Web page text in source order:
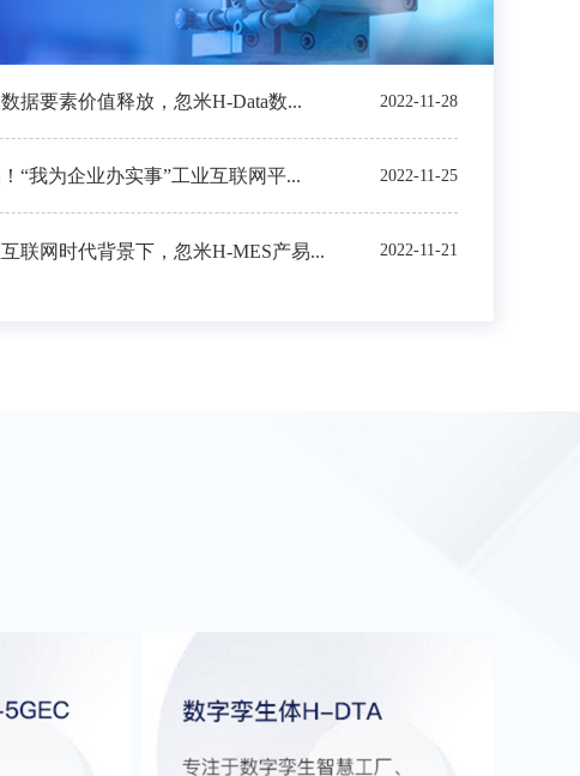
据要素价值释放，忽米H-Data数... 2022-11-28
“我为企业办实事”工业互联网平... 2022-11-25
互联网时代背景下，忽米H-MES产易... 2022-11-21